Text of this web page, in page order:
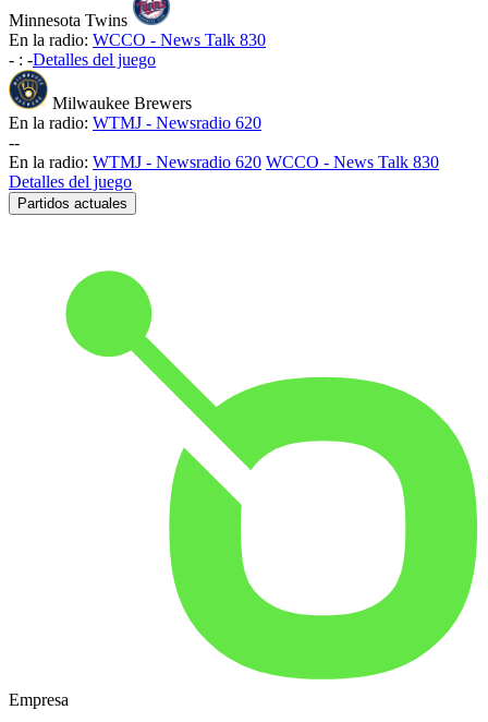
Minnesota Twins
En la radio: WCCO - News Talk 830
- : -Detalles del juego
Milwaukee Brewers
En la radio: WTMJ - Newsradio 620
--
En la radio: WTMJ - Newsradio 620 WCCO - News Talk 830
Detalles del juego
Partidos actuales
Empresa